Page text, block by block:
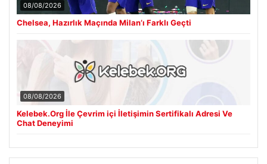
08/08/2026
Chelsea, Hazırlık Maçında Milan’ı Farklı Geçti
08/08/2026
Kelebek.Org İle Çevrim içi İletişimin Sertifikalı Adresi Ve
Chat Deneyimi